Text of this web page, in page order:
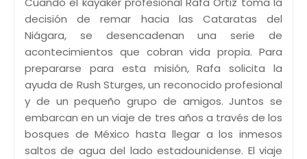
decisión de remar hacia las Cataratas del
Niágara, se desencadenan una serie de
acontecimientos que cobran vida propia. Para
prepararse para esta misión, Rafa solicita la
ayuda de Rush Sturges, un reconocido profesional
y de un pequeño grupo de amigos. Juntos se
embarcan en un viaje de tres años a través de los
bosques de México hasta llegar a los inmesos
saltos de agua del lado estadounidense. El viaje